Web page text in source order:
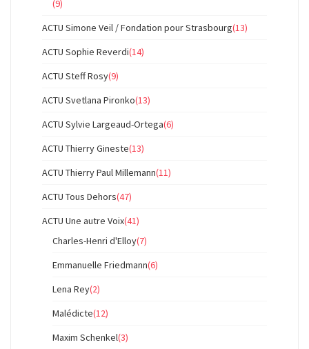
(9)
ACTU Simone Veil / Fondation pour Strasbourg(13)
ACTU Sophie Reverdi(14)
ACTU Steff Rosy(9)
ACTU Svetlana Pironko(13)
ACTU Sylvie Largeaud-Ortega(6)
ACTU Thierry Gineste(13)
ACTU Thierry Paul Millemann(11)
ACTU Tous Dehors(47)
ACTU Une autre Voix(41)
Charles-Henri d'Elloy(7)
Emmanuelle Friedmann(6)
Lena Rey(2)
Malédicte(12)
Maxim Schenkel(3)